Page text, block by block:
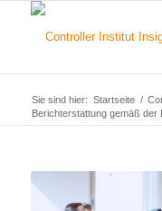
Sie sind hier: Startseite /
Berichterstattung gemäß der